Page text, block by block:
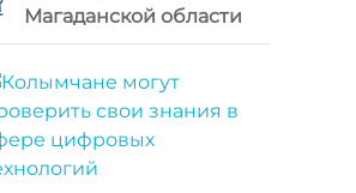
Магаданской области